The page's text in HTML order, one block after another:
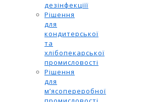
дезінфекціїї
Рішення
для
кондитерської
та
хлібопекарської
промисловості
Рішення
для
м’ясопереробної